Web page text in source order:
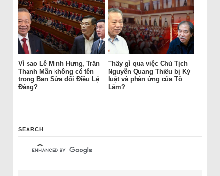
Vì sao Lê Minh Hưng, Trần
Thanh Mẫn không có tên
trong Ban Sửa đổi Điều Lệ
Đảng?
Thấy gì qua việc Chủ Tịch
Nguyễn Quang Thiều bị Kỷ
luật và phản ứng của Tô
Lâm?
SEARCH